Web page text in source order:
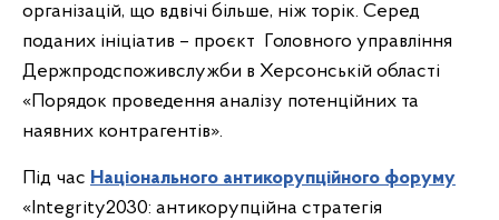
організацій, що вдвічі більше, ніж торік. Серед
поданих ініціатив – проєкт Головного управління
Держпродспоживслужби в Херсонській області
«Порядок проведення аналізу потенційних та
наявних контрагентів».
Під час Національного антикорупційного форуму
«Integrity2030: антикорупційна стратегія